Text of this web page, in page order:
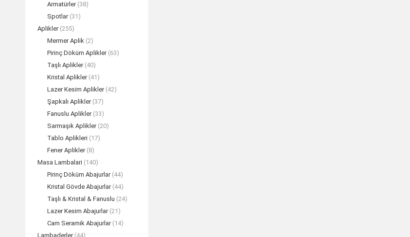
Armatürler (38)
Spotlar (31)
Aplikler (255)
Mermer Aplik (2)
Pirinç Döküm Aplikler (63)
Taşlı Aplikler (40)
Kristal Aplikler (41)
Lazer Kesim Aplikler (42)
Şapkalı Aplikler (37)
Fanuslu Aplikler (33)
Sarmaşık Aplikler (20)
Tablo Aplikleri (17)
Fener Aplikler (8)
Masa Lambalari (140)
Pirinç Döküm Abajurlar (44)
Kristal Gövde Abajurlar (44)
Taşlı & Kristal & Fanuslu (24)
Lazer Kesim Abajurlar (21)
Cam Seramik Abajurlar (14)
Lambaderler (44)